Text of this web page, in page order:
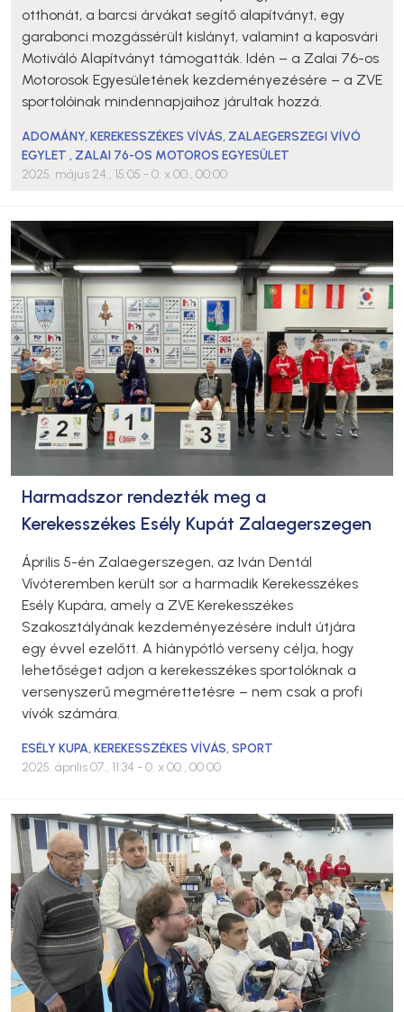
otthonát, a barcsi árvákat segítő alapítványt, egy
garabonci mozgássérült kislányt, valamint a kaposvári
Motiváló Alapítványt támogatták. Idén – a Zalai 76-os
Motorosok Egyesületének kezdeményezésére – a ZVE
sportolóinak mindennapjaihoz járultak hozzá.
ADOMÁNY,KEREKESSZÉKES VÍVÁS, ZALAEGERSZEGI VÍVÓ
EGYLET , ZALAI 76-OS MOTOROS EGYESÜLET
2025. május 24., 15:05 - 0. x 00., 00:00
Harmadszor rendezték meg a
Kerekesszékes Esély Kupát Zalaegerszegen
Április 5-én Zalaegerszegen, az Iván Dentál
Vívóteremben került sor a harmadik Kerekesszékes
Esély Kupára, amely a ZVE Kerekesszékes
Szakosztályának kezdeményezésére indult útjára
egy évvel ezelőtt. A hiánypótló verseny célja, hogy
lehetőséget adjon a kerekesszékes sportolóknak a
versenyszerű megmérettetésre – nem csak a profi
vívók számára.
ESÉLY KUPA,KEREKESSZÉKES VÍVÁS,SPORT
2025. április 07., 11:34 - 0. x 00., 00:00